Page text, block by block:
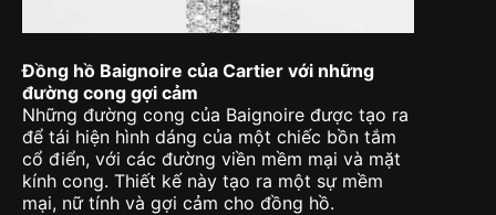
Đồng hồ Baignoire của Cartier với những
đường cong gợi cảm
Những đường cong của Baignoire được tạo ra
để tái hiện hình dáng của một chiếc bồn tắm
cổ điển, với các đường viền mềm mại và mặt
kính cong. Thiết kế này tạo ra một sự mềm
mại, nữ tính và gợi cảm cho đồng hồ.